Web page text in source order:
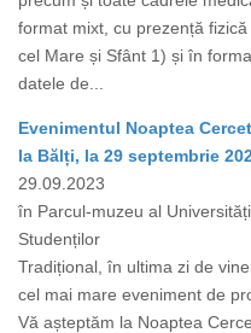
format mixt, cu prezență
cel Mare și Sfânt 1) și în
datele de...
Evenimentul Noaptea
la Bălți, la 29 septembrie
29.09.2023
în Parcul-muzeu al
Studenților
Tradițional, în ultima zi de
cel mai mare eveniment de
Vă așteptăm la Noaptea